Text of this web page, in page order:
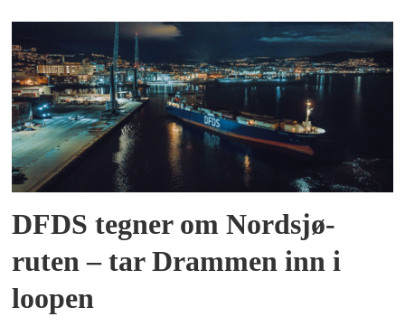
DFDS tegner om Nordsjø-
ruten – tar Drammen inn i
loopen